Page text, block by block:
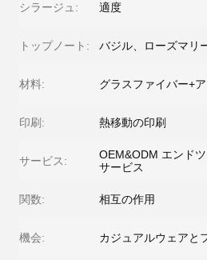
シラージュ: 適度
トップノート: バジル、ローズマリ
材料: グラスファイバー+
印刷: 熱移動の印刷
サービス:
OEM&ODM エンド
サービス
関数: 相互の作用
機会: カジュアルウェアと